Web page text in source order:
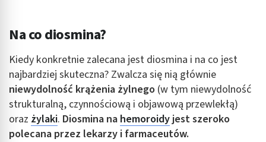
Na co diosmina?
Kiedy konkretnie zalecana jest diosmina i na co jest
najbardziej skuteczna? Zwalcza się nią głównie
niewydolność krążenia żylnego (w tym niewydolność
strukturalną, czynnościową i objawową przewlekłą)
oraz żylaki. Diosmina na hemoroidy jest szeroko
polecana przez lekarzy i farmaceutów.